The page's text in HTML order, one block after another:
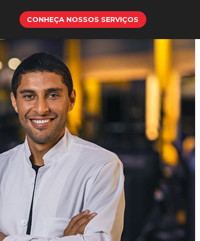
CONHEÇA NOSSOS SERVIÇOS